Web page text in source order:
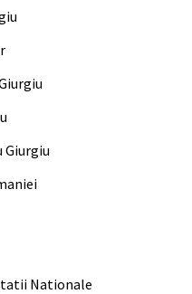
Giurgiu
Nationale